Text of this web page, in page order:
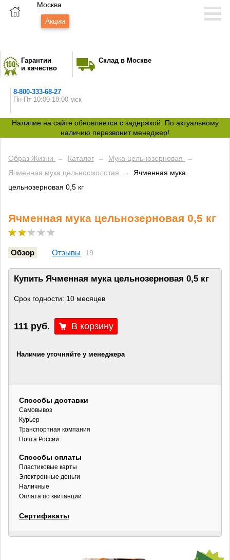
Москва
Акции
Гарантии
и качество
Склад в Москве
8-800-333-68-27
Пн-Пт 10:00-18:00 мск
Наличие на сайте обновляется с задержкой. По актуальному
наличию перезвонит менеджер!
Образ Жизни → Каталог → Мука цельнозерновая
→
Ячменная мука цельносмолотая
→
Ячменная мука
цельнозерновая 0,5 кг
Ячменная мука цельнозерновая 0,5 кг
Обзор Отзывы 19
Купить Ячменная мука цельнозерновая 0,5 кг
Срок годности: 10 месяцев
111 руб.
Наличие уточняйте у менеджера
Способы доставки
Самовывоз
Курьер
Транспортная компания
Почта России
Способы оплаты
Пластиковые карты
Электронные деньги
Наличные
Оплата по квитанции
Сертификаты